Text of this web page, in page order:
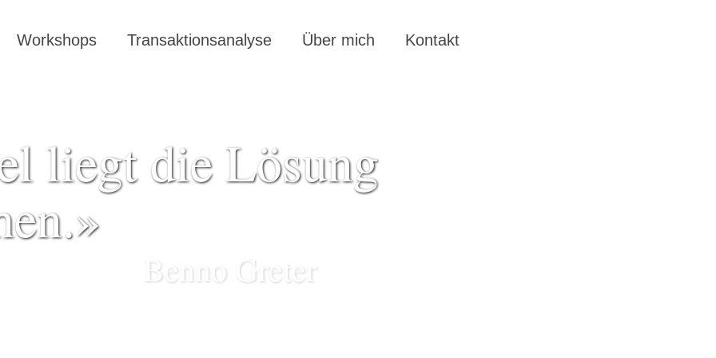
Workshops Transaktionsanalyse Über mich Kontakt
liegt die Lösung
Benno Greter